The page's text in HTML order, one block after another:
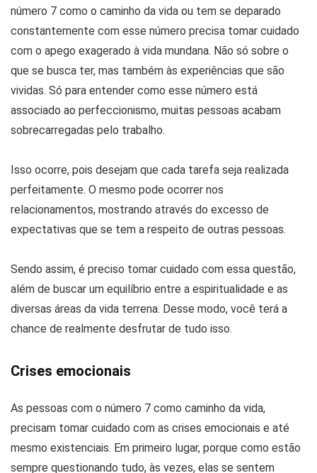
número 7 como o caminho da vida ou tem se deparado
constantemente com esse número precisa tomar cuidado
com o apego exagerado à vida mundana. Não só sobre o
que se busca ter, mas também às experiências que são
vividas. Só para entender como esse número está
associado ao perfeccionismo, muitas pessoas acabam
sobrecarregadas pelo trabalho.
Isso ocorre, pois desejam que cada tarefa seja realizada
perfeitamente. O mesmo pode ocorrer nos
relacionamentos, mostrando através do excesso de
expectativas que se tem a respeito de outras pessoas.
Sendo assim, é preciso tomar cuidado com essa questão,
além de buscar um equilíbrio entre a espiritualidade e as
diversas áreas da vida terrena. Desse modo, você terá a
chance de realmente desfrutar de tudo isso.
Crises emocionais
As pessoas com o número 7 como caminho da vida,
precisam tomar cuidado com as crises emocionais e até
mesmo existenciais. Em primeiro lugar, porque como estão
sempre questionando tudo, às vezes, elas se sentem